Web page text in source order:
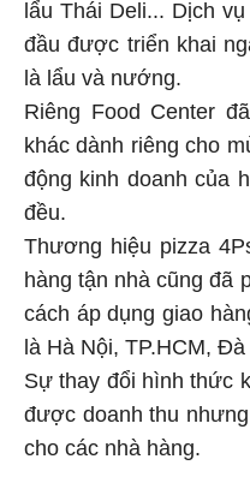
lẩu Thái Deli... Dịch
đầu được triển khai
là lẩu và nướng.
Riêng Food Center
khác dành riêng cho
động kinh doanh của
đều.
Thương hiệu pizza
hàng tận nhà cũng đã
cách áp dụng giao
là Hà Nội, TP.HCM,
Sự thay đổi hình thức
được doanh thu
cho các nhà hàng.